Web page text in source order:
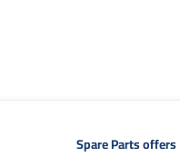
Spare Parts offers